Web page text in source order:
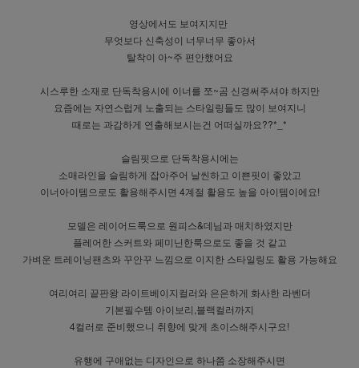
영상에서도 보여지지만
무엇보다 신축성이 너무너무 좋아서
탈착이 아~주 편안했어요
시스루한 소재로 단독착용시에 이너를 쪼~곰 신경써주셔야 하지만
요즘에는 자연스럽게 노출되는 스타일링들도 많이 보여지니
때로는 과감하게 연출해보시는건 어떠실까요??*_*
슬림핏으로 단독착용시에는
소매라인을 슬림하게 잡아주어 날씬하고 이쁜핏이 좋았고
이너아이템으로도 활용해주시면 4계절 활용도 높을 아이템이에요!
모델은 레이어드룩으로 원피스&데님과 매치하였지만
플레어한 스커트와 페미닌한룩으로도 좋을 것 같고
가벼운 트레이닝팬츠와 꾸안꾸 느낌으로 이지한 스타일링도 활용 가능해요
여리여리 끝판왕 라이트베이지컬러와 은은하게 화사한 라벤더
기본필수템 아이보리,블랙컬러까지
4컬러로 준비했으니 취향에 맞게 초이스해주시구요!
유행에 구애없는 디자인으로 하나쯤 소장해주시면